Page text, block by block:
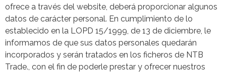
ofrece a través del website, deberá proporcionar algunos
datos de carácter personal. En cumplimiento de lo
establecido en la LOPD 15/1999, de 13 de diciembre, le
informamos de que sus datos personales quedarán
incorporados y serán tratados en los ficheros de NTB
Trade., con el fin de poderle prestar y ofrecer nuestros